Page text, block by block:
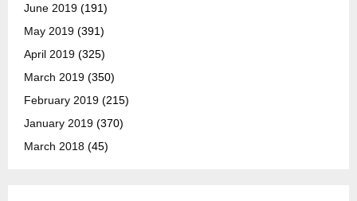
June 2019 (191)
May 2019 (391)
April 2019 (325)
March 2019 (350)
February 2019 (215)
January 2019 (370)
March 2018 (45)